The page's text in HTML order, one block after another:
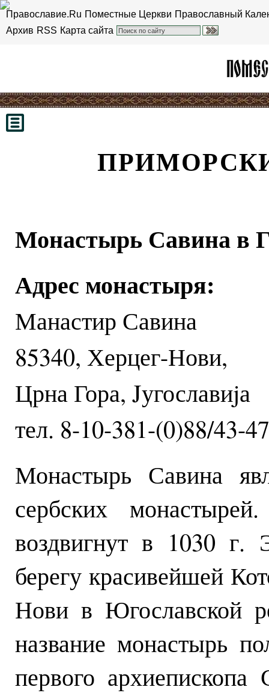
Православие.Ru Поместные Церкви Православный
Архив RSS Карта сайта
Монастырь Савина в
Адрес монастыря:
Манастир Савина
85340, Херцег-Нови,
Црна Гора, Jугославиjа
тел. 8-10-381-(0)88/43-
Монастырь Савина
сербских
воздвигнут в 1030 г.
берегу красивейшей
Нови в Югославской
название монастырь
первого архиепископа